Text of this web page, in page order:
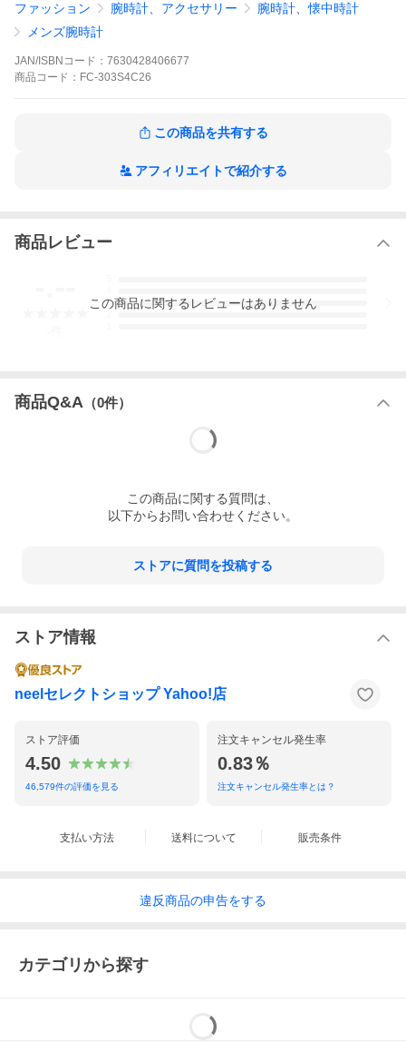
決して時代に流されることのない、タイムレスなデザイン。「ク
材、最新のテクノロジーを駆使し、信頼性や耐久性を高いレベル
で実現するよう「クラシック コレクション」の全ての時計は非常
ファッション 腕時計、アクセサリー
腕時計、懐中時計
メンズ腕時計
JAN/ISBNコード： 7630428406677
商品 コード： FC-303S4C26
この商品を共有する
アフィリエイトで紹介する
商品レビュー
3
この商品に関するレビューはありません
商品Q&A （0件）
この商品に関する質問は、
以下からお問い合わせください。
ストアに質問を投稿する
ストア情報
neelセレクトショップ Yahoo!店
ストア評価
4.50
46,579件の評価を見る
注文キャンセル発生率
0.83％
注文キャンセル発生率とは？
支払い方法 送料について 販売条件
違反商品の申告をする
カテゴリから探す